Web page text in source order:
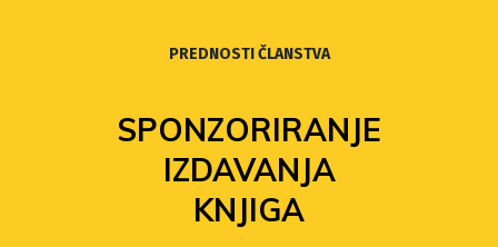
PREDNOSTI ČLANSTVA
SPONZORIRANJE
IZDAVANJA
KNJIGA